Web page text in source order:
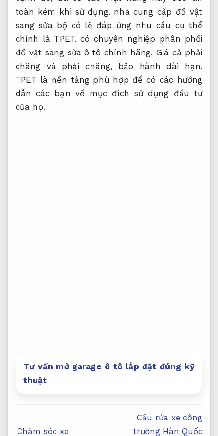
toàn kém khi sử dụng. nhà cung cấp đồ vật
sang sửa bộ có lẽ đáp ứng nhu cầu cụ thể
chính là TPET. có chuyên nghiệp phân phối
đồ vật sang sửa ô tô chính hãng. Giá cả phải
chăng và phải chăng, bảo hành dài hạn.
TPET là nền tảng phù hợp để có các hướng
dẫn các bạn về mục đích sử dụng đầu tư
của họ.
Tư vấn mở garage ô tô lắp đặt đúng kỹ
thuật
Chăm sóc xe
Cầu rửa xe công
trường Hàn Quốc